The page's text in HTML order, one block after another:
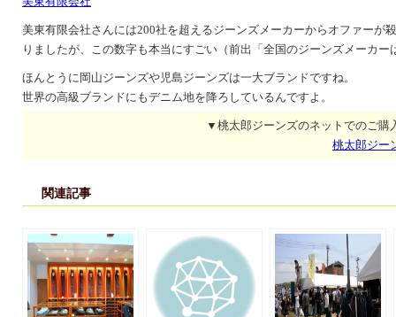
美東有限会社さんには200社を超えるジーンズメーカーからオファーが
りましたが、この数字も本当にすごい（前出「全国のジーンズメーカー
ほんとうに岡山ジーンズや児島ジーンズは一大ブランドですね。
世界の高級ブランドにもデニム地を降ろしているんですよ。
▼桃太郎ジーンズのネットでのご購
桃太郎ジー
関連記事